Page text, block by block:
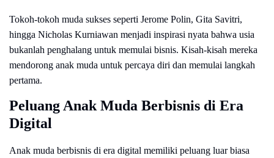
Tokoh-tokoh muda sukses seperti Jerome Polin, Gita Savitri,
hingga Nicholas Kurniawan menjadi inspirasi nyata bahwa usia
bukanlah penghalang untuk memulai bisnis. Kisah-kisah mereka
mendorong anak muda untuk percaya diri dan memulai langkah
pertama.
Peluang Anak Muda Berbisnis di Era
Digital
Anak muda berbisnis di era digital memiliki peluang luar biasa